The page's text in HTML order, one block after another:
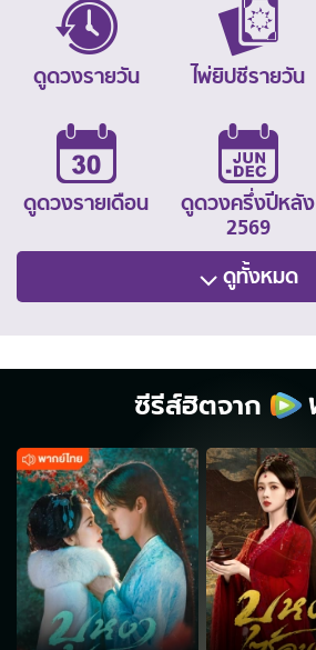
ดูดวงรายวัน ไพ่ยิปซีรายวัน
ดูดวงรายเดือน
ดูดวงครึ่งปีหลัง
2569
ดูทั้งหมด
ซีรีส์ฮิตจาก